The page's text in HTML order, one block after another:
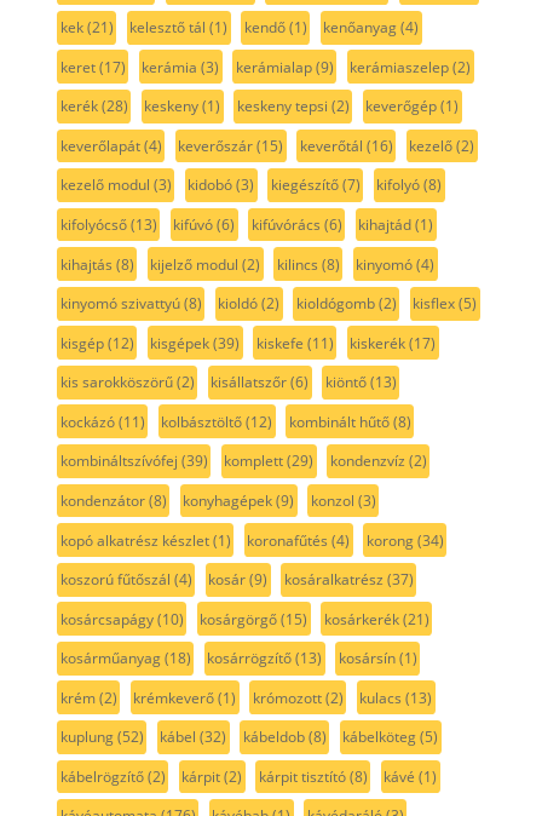
kek(21) kelesztő tál (1) kendő(1) kenőanyag(4)
keret(17) kerámia (3) kerámialap(9) kerámiaszelep(2)
kerék(28) keskeny(1) keskeny tepsi (2) keverőgép(1)
keverőlapát(4) keverőszár(15) keverőtál (16) kezelő(2)
kezelő modul (3) kidobó(3) kiegészítő(7) kifolyó(8)
kifolyócső(13) kifúvó(6) kifúvórács (6) kihajtád(1)
kihajtás (8) kijelző modul (2) kilincs (8) kinyomó(4)
kinyomó szivattyú(8) kioldó(2) kioldógomb(2) kisflex(5)
kisgép(12) kisgépek(39) kiskefe (11) kiskerék(17)
kis sarokköszörű(2) kisállatszőr(6) kiöntő(13)
kockázó(11) kolbásztöltő(12) kombinált hűtő(8)
kombináltszívófej (39) komplett(29) kondenzvíz (2)
kondenzátor(8) konyhagépek(9) konzol (3)
kopó alkatrész készlet(1) koronafűtés (4) korong(34)
koszorú fűtőszál (4) kosár(9) kosáralkatrész (37)
kosárcsapágy(10) kosárgörgő(15) kosárkerék(21)
kosárműanyag(18) kosárrögzítő(13) kosársín(1)
krém(2) krémkeverő(1) krómozott(2) kulacs (13)
kuplung(52) kábel (32) kábeldob(8) kábelköteg(5)
kábelrögzítő(2) kárpit(2) kárpit tisztító(8) kávé (1)